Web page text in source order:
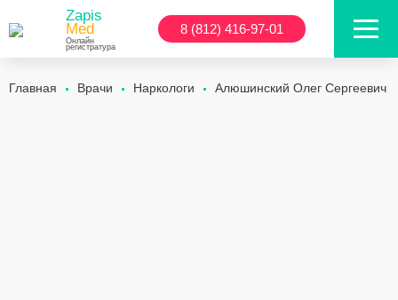
Zapis
Med
Онлайн
регистратура
8 (812) 416-97-01
Главная Врачи Наркологи Алюшинский Олег Сергеевич